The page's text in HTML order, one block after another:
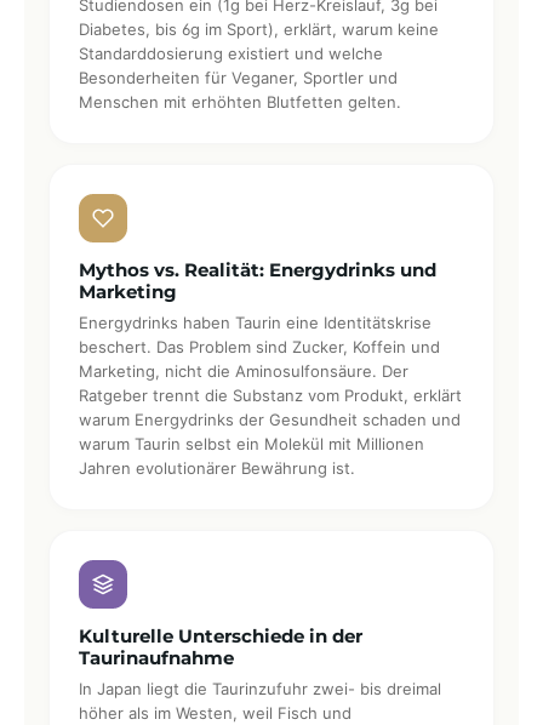
Studiendosen ein (1g bei Herz-Kreislauf, 3g bei
Diabetes, bis 6g im Sport), erklärt, warum keine
Standarddosierung existiert und welche
Besonderheiten für Veganer, Sportler und
Menschen mit erhöhten Blutfetten gelten.
Mythos vs. Realität: Energydrinks und
Marketing
Energydrinks haben Taurin eine Identitätskrise
beschert. Das Problem sind Zucker, Koffein und
Marketing, nicht die Aminosulfonsäure. Der
Ratgeber trennt die Substanz vom Produkt, erklärt
warum Energydrinks der Gesundheit schaden und
warum Taurin selbst ein Molekül mit Millionen
Jahren evolutionärer Bewährung ist.
Kulturelle Unterschiede in der
Taurinaufnahme
In Japan liegt die Taurinzufuhr zwei- bis dreimal
höher als im Westen, weil Fisch und